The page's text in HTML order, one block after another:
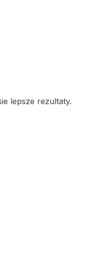
lepsze rezultaty.